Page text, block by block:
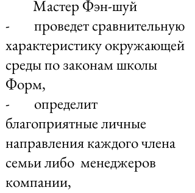
Мастер Фэн-шуй
- проведет сравнительную
характеристику окружающей
среды по законам школы
Форм,
- определит
благоприятные личные
направления каждого члена
семьи либо менеджеров
компании,